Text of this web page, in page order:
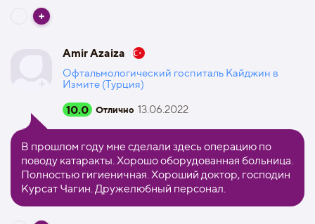
Amir Azaiza
Офтальмологический госпиталь Кайджин в
Измите (Турция)
10.0 Отлично 13.06.2022
В прошлом году мне сделали здесь операцию по
поводу катаракты. Хорошо оборудованная больница.
Полностью гигиеничная. Хороший доктор, господин
Курсат Чагин. Дружелюбный персонал.